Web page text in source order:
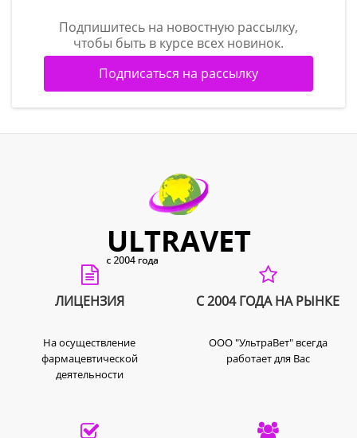
Подпишитесь на новостную рассылку,
чтобы быть в курсе всех новинок.
Подписаться на рассылку
ЛИЦЕНЗИЯ
На осуществление
фармацевтической
деятельности
С 2004 ГОДА НА РЫНКЕ
ООО "УльтраВет" всегда
работает для Вас